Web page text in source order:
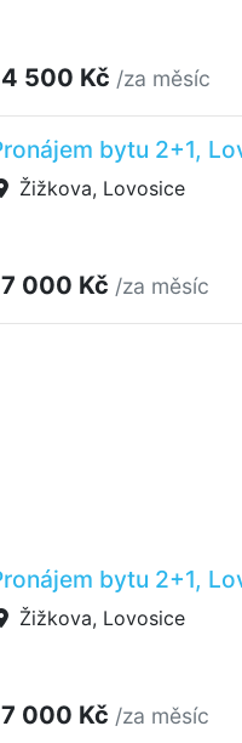
500 Kč /za měsíc
bytu 2+1,
Žižkova, Lovosice
000 Kč /za měsíc
bytu 2+1,
Žižkova, Lovosice
000 Kč /za měsíc